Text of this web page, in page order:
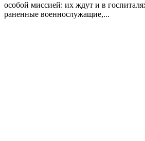
особой миссией: их ждут и в
раненные военнослужащие,...